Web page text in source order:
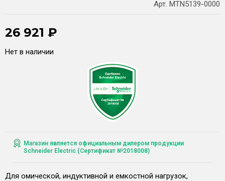
Арт. MTN5139-0000
26 921 ₽
Нет в наличии
Магазин является официальным дилером продукции
Schneider Electric (Сертификат №2018008)
Для омической, индуктивной и емкостной нагрузок,